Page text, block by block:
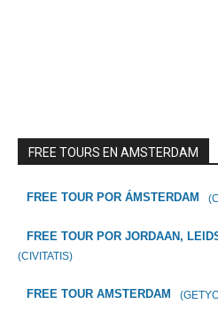
FREE TOURS EN AMSTERDAM
FREE TOUR POR ÁMSTERDAM
FREE TOUR POR JORDAAN,
(CIVITATIS)
FREE TOUR AMSTERDAM